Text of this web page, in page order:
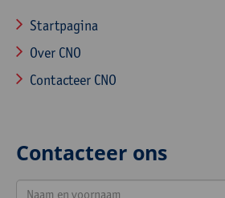
Startpagina
Over CNO
Contacteer CNO
Contacteer ons